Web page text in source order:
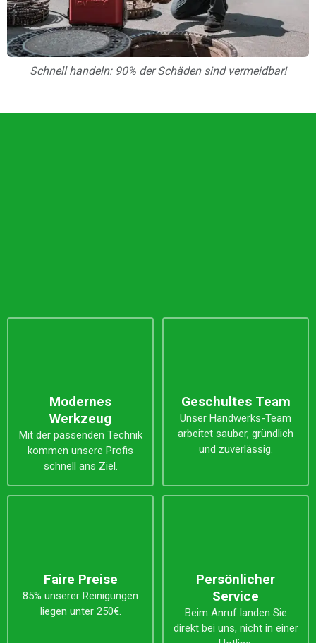
Schnell handeln: 90% der Schäden sind vermeidbar!
Modernes
Werkzeug
Mit der passenden Technik
kommen unsere Profis
schnell ans Ziel.
Geschultes Team
Unser Handwerks-Team
arbeitet sauber, gründlich
und zuverlässig.
Faire Preise
85% unserer Reinigungen
liegen unter 250€.
Persönlicher
Service
Beim Anruf landen Sie
direkt bei uns, nicht in einer